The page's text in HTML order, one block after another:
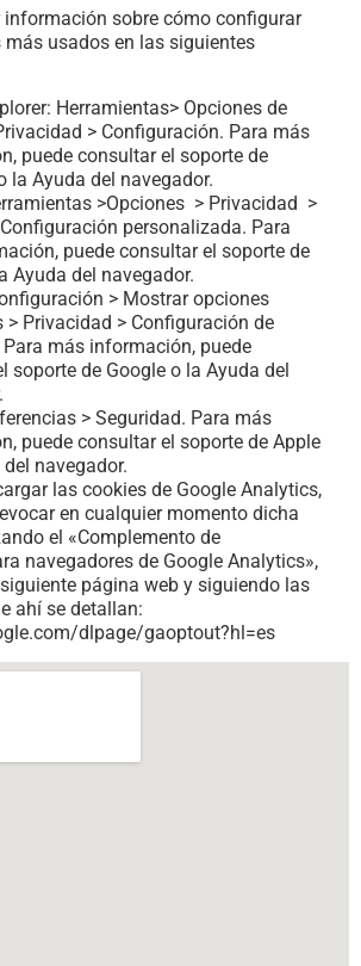
información sobre cómo configurar
más usados en las siguientes
Herramientas> Opciones de
> Configuración. Para más
puede consultar el soporte de
la Ayuda del navegador.
>Opciones > Privacidad >
personalizada. Para
puede consultar el soporte de
Ayuda del navegador.
> Mostrar opciones
> Privacidad > Configuración de
más información, puede
soporte de Google o la Ayuda del
> Seguridad. Para más
puede consultar el soporte de Apple
navegador.
las cookies de Google Analytics,
en cualquier momento dicha
el «Complemento de
navegadores de Google Analytics»,
página web y siguiendo las
ahí se detallan:
dlpage/gaoptout?hl=es